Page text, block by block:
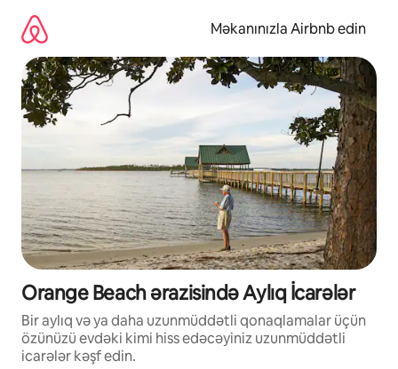
Məkanınızla Airbnb edin
Orange Beach ərazisində Aylıq İcarələr
Bir aylıq və ya daha uzunmüddətli qonaqlamalar üçün
özünüzü evdəki kimi hiss edəcəyiniz uzunmüddətli
icarələr kəşf edin.